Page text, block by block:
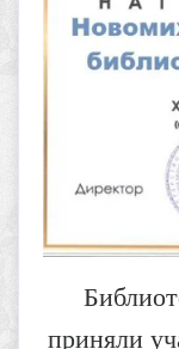
приняли